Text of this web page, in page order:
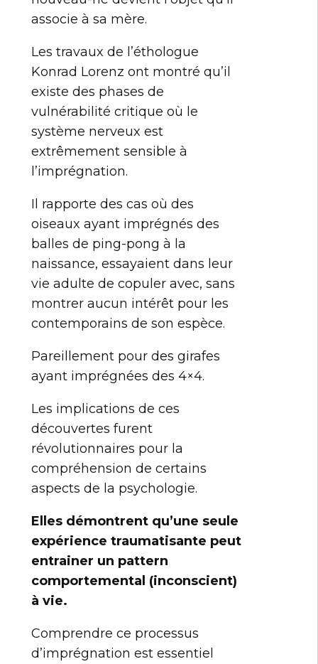
associe à sa mère.
Les travaux de l’éthologue
Konrad Lorenz ont montré qu’il
existe des phases de
vulnérabilité critique où le
système nerveux est
extrêmement sensible à
l’imprégnation.
Il rapporte des cas où des
oiseaux ayant imprégnés des
balles de ping-pong à la
naissance, essayaient dans leur
vie adulte de copuler avec, sans
montrer aucun intérêt pour les
contemporains de son espèce.
Pareillement pour des girafes
ayant imprégnées des 4×4.
Les implications de ces
découvertes furent
révolutionnaires pour la
compréhension de certains
aspects de la psychologie.
Elles démontrent qu’une seule
expérience traumatisante peut
entrainer un pattern
comportemental (inconscient)
à vie.
Comprendre ce processus
d’imprégnation est essentiel